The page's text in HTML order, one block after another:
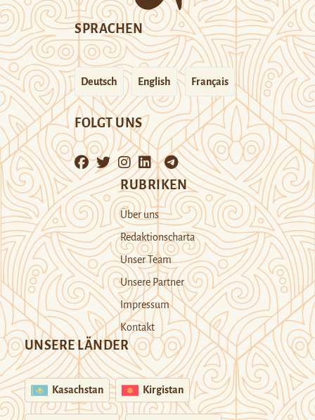
SPRACHEN
Deutsch English Français
FOLGT UNS
RUBRIKEN
Über uns
Redaktionscharta
Unser Team
Unsere Partner
Impressum
Kontakt
UNSERE LÄNDER
Kasachstan Kirgistan